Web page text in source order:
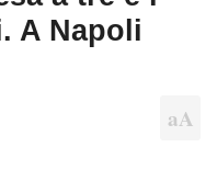
A Napoli